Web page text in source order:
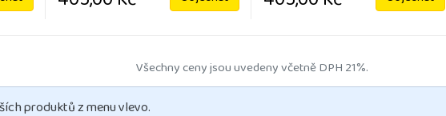
Všechny ceny jsou uvedeny včetně DPH 21%.
produktů z menu vlevo.